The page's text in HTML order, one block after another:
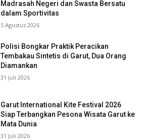
Madrasah Negeri dan Swasta Bersatu
dalam Sportivitas
5 Agustus 2026
Polisi Bongkar Praktik Peracikan
Tembakau Sintetis di Garut, Dua Orang
Diamankan
31 Juli 2026
Garut International Kite Festival 2026
Siap Terbangkan Pesona Wisata Garut ke
Mata Dunia
31 Juli 2026